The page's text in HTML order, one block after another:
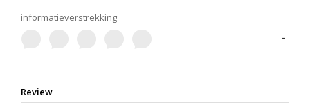
informatieverstrekking
-
Review